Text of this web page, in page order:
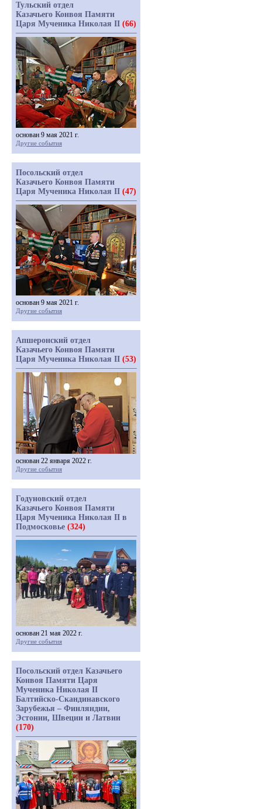
Тульский отдел
Казачьего Конвоя Памяти
Царя Мученика Николая II (66)
основан 9 мая 2021 г.
Другие события
Посольский отдел
Казачьего Конвоя Памяти
Царя Мученика Николая II (47)
основан 9 мая 2021 г.
Другие события
Апшеронский отдел
Казачьего Конвоя Памяти
Царя Мученика Николая II (53)
основан 22 января 2022 г.
Другие события
Годуновский отдел
Казачьего Конвоя Памяти
Царя Мученика Николая II в
Подмосковье (324)
основан 21 мая 2022 г.
Другие события
Посольский отдел Казачьего
Конвоя Памяти Царя
Мученика Николая II
Балтийско-Скандинавского
Зарубежья – Финляндии,
Эстонии, Швеции и Латвии
(170)